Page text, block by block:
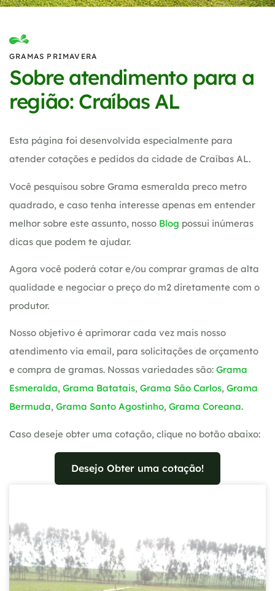
GRAMAS PRIMAVERA
Sobre atendimento para a
região: Craíbas AL
Esta página foi desenvolvida especialmente para
atender cotações e pedidos da cidade de Craíbas AL.
Você pesquisou sobre Grama esmeralda preco metro
quadrado, e caso tenha interesse apenas em entender
melhor sobre este assunto, nosso Blog possui inúmeras
dicas que podem te ajudar.
Agora você poderá cotar e/ou comprar gramas de alta
qualidade e negociar o preço do m2 diretamente com o
produtor.
Nosso objetivo é aprimorar cada vez mais nosso
atendimento via email, para solicitações de orçamento
e compra de gramas. Nossas variedades são: Grama
Esmeralda, Grama Batatais, Grama São Carlos, Grama
Bermuda, Grama Santo Agostinho, Grama Coreana.
Caso deseje obter uma cotação, clique no botão abaixo:
Desejo Obter uma cotação!